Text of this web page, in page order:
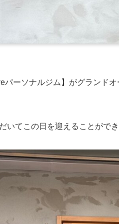
パーソナルジム】がグランドオ
いてこの日を迎えることができ